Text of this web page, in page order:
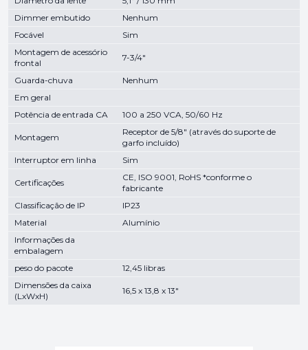
Dimmer embutido
Nenhum
Focável
Sim
Montagem de acessório
frontal
7-3/4"
Guarda-chuva
Nenhum
Em geral
Potência de entrada CA
100 a 250 VCA, 50/60 Hz
Montagem
Receptor de 5/8" (através do suporte de
garfo incluído)
Interruptor em linha
Sim
Certificações
CE, ISO 9001, RoHS *conforme o
fabricante
Classificação de IP
IP23
Material
Alumínio
Informações da
embalagem
peso do pacote
12,45 libras
Dimensões da caixa
(LxWxH)
16,5 x 13,8 x 13"